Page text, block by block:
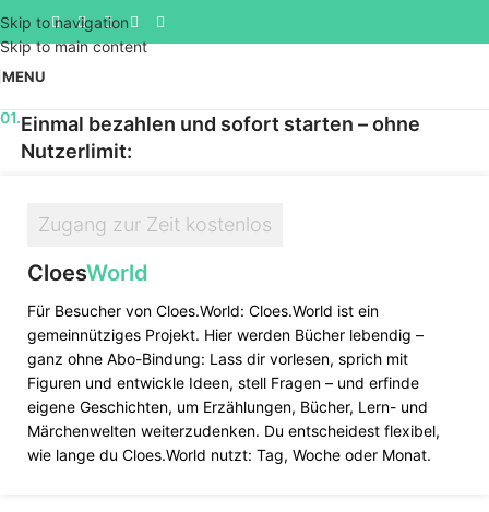
Skip to navigation
Skip to main content
MENU
01.Einmal bezahlen und sofort starten – ohne
Nutzerlimit:
Zugang zur Zeit kostenlos
CloesWorld
Für Besucher von Cloes.World: Cloes.World ist ein
gemeinnütziges Projekt. Hier werden Bücher lebendig –
ganz ohne Abo-Bindung: Lass dir vorlesen, sprich mit
Figuren und entwickle Ideen, stell Fragen – und erfinde
eigene Geschichten, um Erzählungen, Bücher, Lern- und
Märchenwelten weiterzudenken. Du entscheidest flexibel,
wie lange du Cloes.World nutzt: Tag, Woche oder Monat.